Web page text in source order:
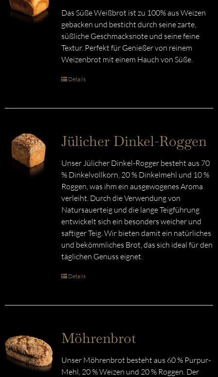
Das Süße Weißbrot ist zu 100% aus Weizen
gebacken und besticht durch seine zarte,
süßliche Geschmacksnote und seine feine
Textur. Perfekt für Genießer von reinem
Weizenbrot mit einem Hauch von Süße.
Details
Jülicher Dinkel-Roggen
Unser Jülicher Dinkel-Rogger besteht aus 70
% Dinkelvollkorn, 20 % Dinkelmehl und 10 %
Roggen, was ihm ein ausgewogenes Aroma
verleiht. Durch die Verwendung von
Natursauerteig und die lange Teigführung
entwickelt sich ein besonders weicher und
saftiger Teig. Wir bieten damit ein natürliches
und bekömmliches Brot, das sich ideal für den
täglichen Genuss eignet.
Details
Möhrenbrot
Unser Möhrenbrot besteht aus 60 % Purpur-
Mehl, 20 % Weizen und 20 % Roggen. Der